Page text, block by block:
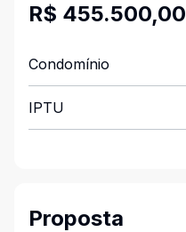
R$ 455.500,00
Condomínio
IPTU
Proposta